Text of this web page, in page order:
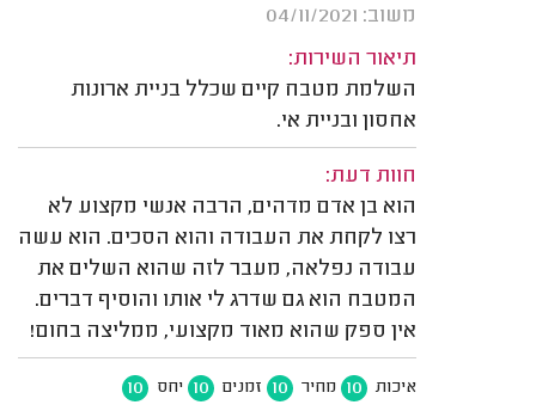
משוב: 04/11/2021
תיאור השירות:
השלמת מטבח קיים שכלל בניית ארונות
אחסון ובניית אי.
חוות דעת:
הוא בן אדם מדהים, הרבה אנשי מקצוע לא
רצו לקחת את העבודה והוא הסכים. הוא עשה
עבודה נפלאה, מעבר לזה שהוא השלים את
המטבח הוא גם שדרג לי אותו והוסיף דברים.
אין ספק שהוא מאוד מקצועי, ממליצה בחום!
איכות 10 מחיר 10 זמנים 10 יחס 10